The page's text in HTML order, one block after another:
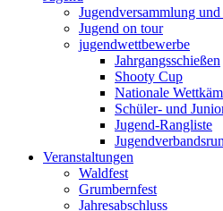
Jugendversammlung
Jugend on tour
jugendwettbewerbe
Jahrgangsschießen
Shooty Cup
Nationale
Schüler- und
Jugend-Rangliste
Veranstaltungen
Waldfest
Grumbernfest
Jahresabschluss